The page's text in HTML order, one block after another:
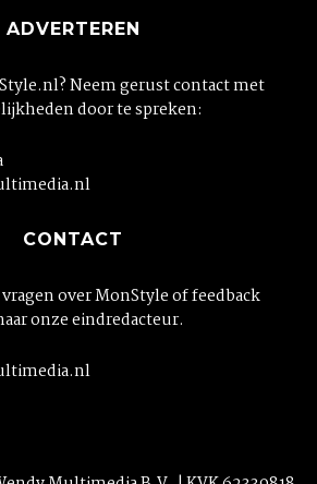
ADVERTEREN
Neem gerust contact met
door te spreken:
CONTACT
over MonStyle of feedback
onze eindredacteur.